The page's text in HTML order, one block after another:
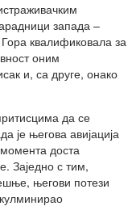
запада –
квалификовала за
оним
и, са друге, онако
да се
је његова авијација
доста
Заједно с тим,
његови потези